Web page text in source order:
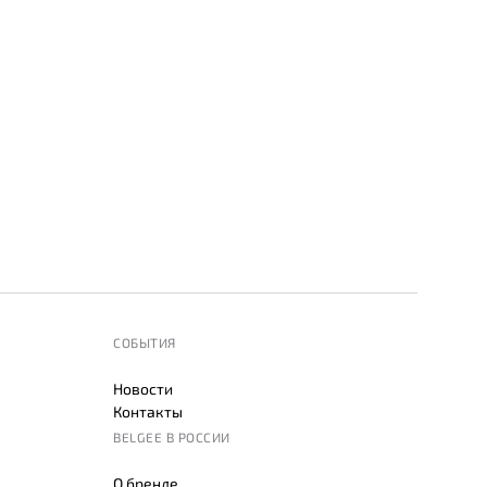
СОБЫТИЯ
Новости
Контакты
BELGEE В РОССИИ
О бренде